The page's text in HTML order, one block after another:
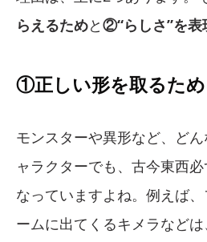
らえるためと②“らしさ”を表
①正しい形を取るた
モンスターや異形など、ど
ャラクターでも、古今東西
なっていますよね。例えば
ームに出てくるキメラなど